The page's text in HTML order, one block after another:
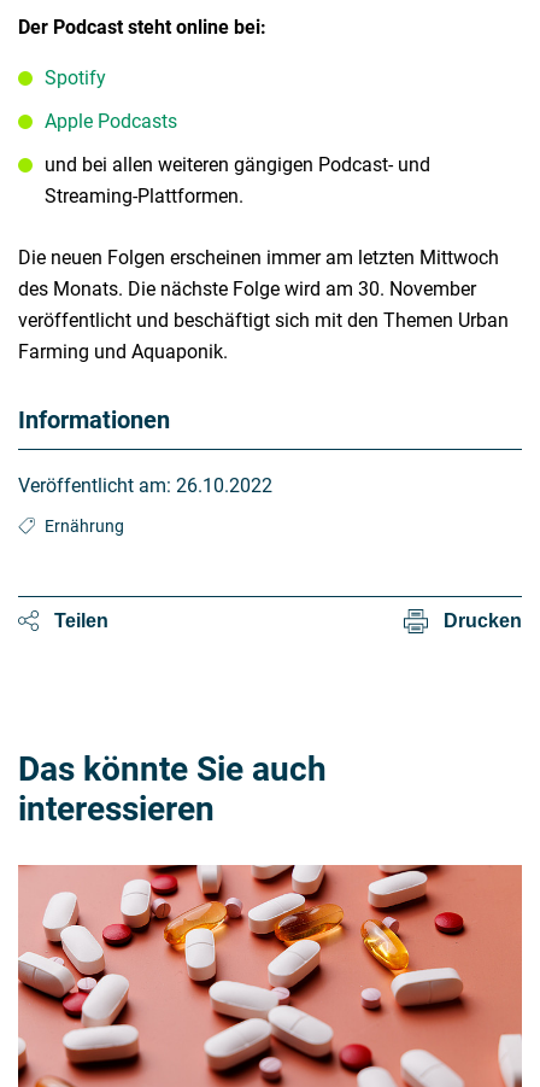
Der Podcast steht online bei:
Spotify
Apple Podcasts
und bei allen weiteren gängigen Podcast- und
Streaming-Plattformen.
Die neuen Folgen erscheinen immer am letzten Mittwoch
des Monats. Die nächste Folge wird am 30. November
veröffentlicht und beschäftigt sich mit den Themen Urban
Farming und Aquaponik.
Informationen
Veröffentlicht am: 26.10.2022
Ernährung
Teilen Drucken
Das könnte Sie auch
interessieren